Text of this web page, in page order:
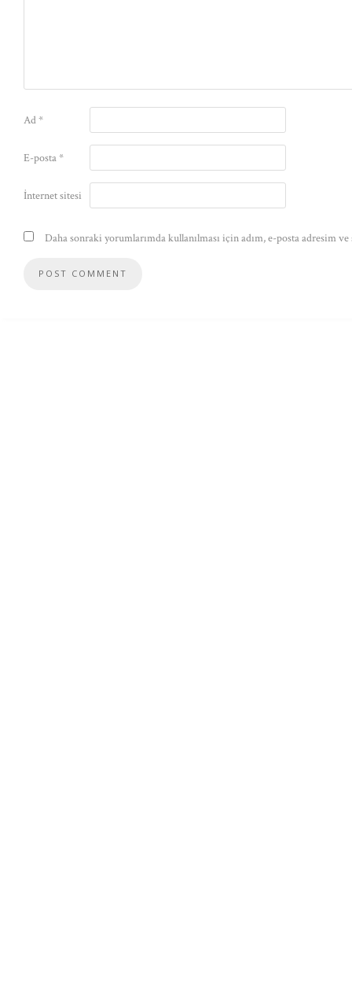
Ad*
E-posta*
İnternet sitesi
Daha sonraki yorumlarımda kullanılması için adım, e-posta adresim